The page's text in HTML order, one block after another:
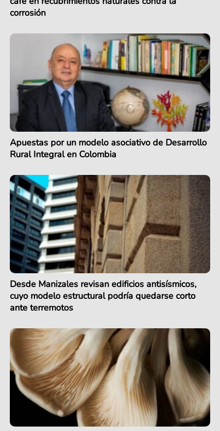
corrosión
Apuestas por un modelo asociativo de Desarrollo
Rural Integral en Colombia
Desde Manizales revisan edificios antisísmicos,
cuyo modelo estructural podría quedarse corto
ante terremotos